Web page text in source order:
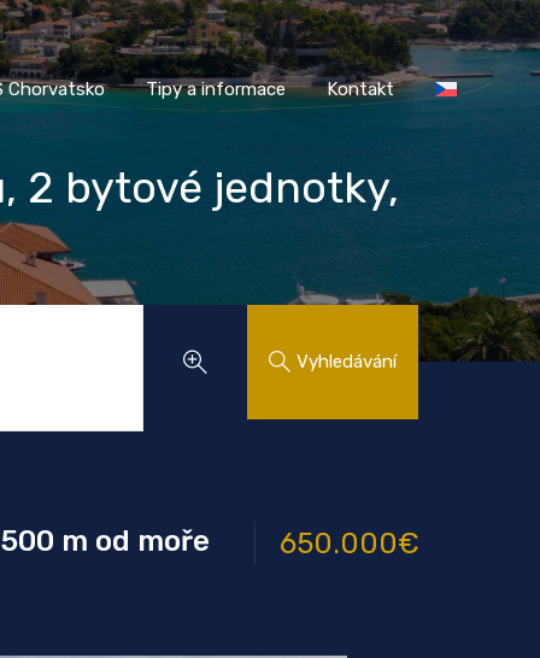
Chorvatsko Tipy a informace Kontakt
Chorvatsko Tipy a informace Kontakt
2 bytové jednotky,
Vyhledávání
m od moře 650.000€